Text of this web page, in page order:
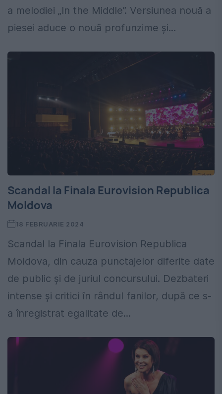
a melodiei „In the Middle”. Versiunea nouă a
piesei aduce o nouă profunzime și...
Scandal la Finala Eurovision Republica
Moldova
18 FEBRUARIE 2024
Scandal la Finala Eurovision Republica
Moldova, din cauza punctajelor diferite date
de public și de juriul concursului. Dezbateri
intense și critici în rândul fanilor, după ce s-
a înregistrat egalitate de...